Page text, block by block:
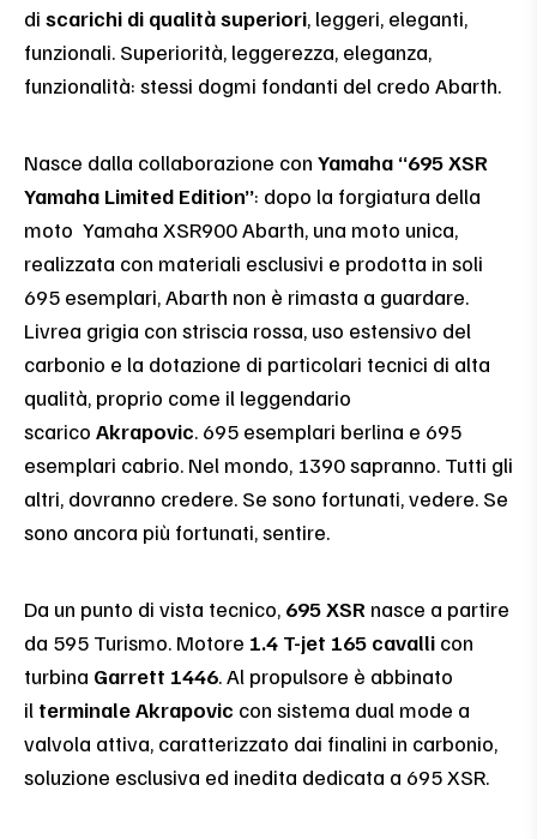
di scarichi di qualità superiori, leggeri, eleganti,
funzionali. Superiorità, leggerezza, eleganza,
funzionalità: stessi dogmi fondanti del credo Abarth.
Nasce dalla collaborazione con Yamaha “695 XSR
Yamaha Limited Edition”: dopo la forgiatura della
moto Yamaha XSR900 Abarth, una moto unica,
realizzata con materiali esclusivi e prodotta in soli
695 esemplari, Abarth non è rimasta a guardare.
Livrea grigia con striscia rossa, uso estensivo del
carbonio e la dotazione di particolari tecnici di alta
qualità, proprio come il leggendario
scarico Akrapovic. 695 esemplari berlina e 695
esemplari cabrio. Nel mondo, 1390 sapranno. Tutti gli
altri, dovranno credere. Se sono fortunati, vedere. Se
sono ancora più fortunati, sentire.
Da un punto di vista tecnico, 695 XSR nasce a partire
da 595 Turismo. Motore 1.4 T-jet 165 cavalli con
turbina Garrett 1446. Al propulsore è abbinato
il terminale Akrapovic con sistema dual mode a
valvola attiva, caratterizzato dai finalini in carbonio,
soluzione esclusiva ed inedita dedicata a 695 XSR.